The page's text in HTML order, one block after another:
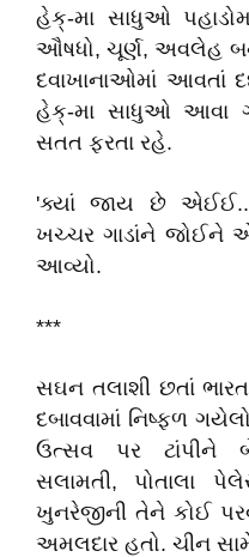
હેક્-મા સાધુઓ
ઔષધો, ચૂર્ણ, અવલેહ
દવાખાનાઓમાં આવતાં
હેક્-મા સાધુઓ આવા
સતત ફરતા રહે.
'ક્યાં જાય છે
ખચ્ચર ગાડાંને જોઈને
આવ્યો.
***
સઘન તલાશી છતાં
દબાવવામાં નિષ્ફળ
ઉત્સવ પર ટાંપીને
સલામતી, પોતાલા
ખુનરેજીની તેને કોઈ
અમલદાર હતો. ચીન